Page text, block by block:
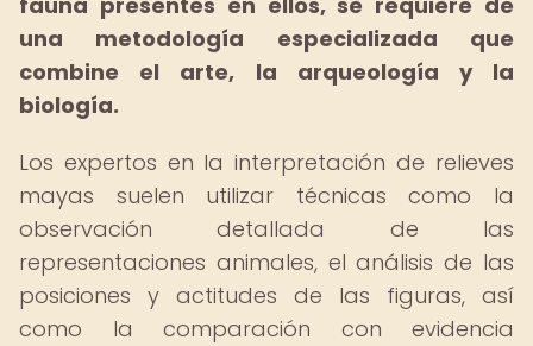
una metodología especializada que
combine el arte, la arqueología y la
biología.
Los expertos en la interpretación de relieves
mayas suelen utilizar técnicas como la
observación detallada de las
representaciones animales, el análisis de las
posiciones y actitudes de las figuras, así
como la comparación con evidencia